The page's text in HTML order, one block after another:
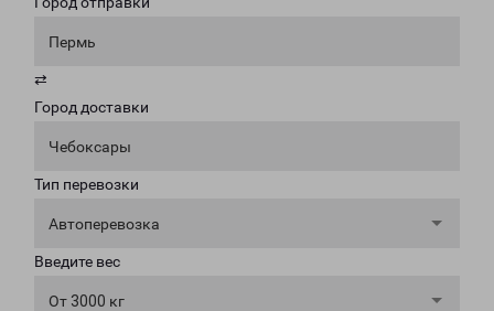
Пермь
⇄
Город доставки
Чебоксары
Тип перевозки
Автоперевозка
Введите вес
От 3000 кг